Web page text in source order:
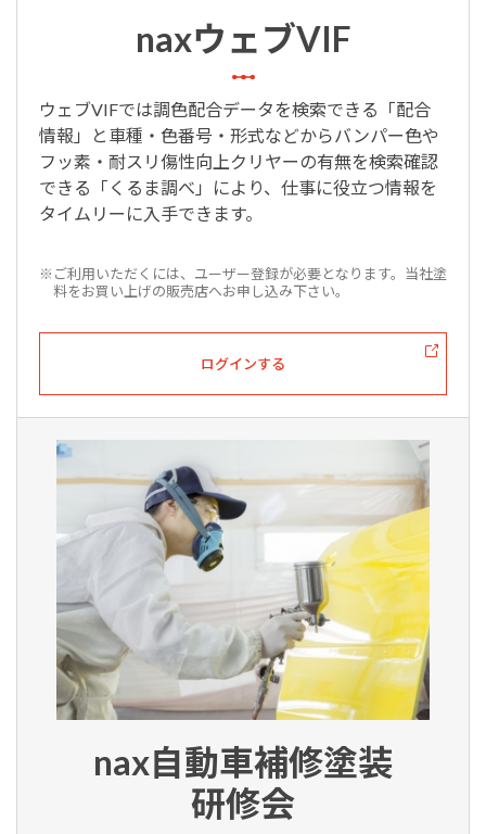
naxウェブVIF
ウェブVIFでは調色配合データを検索できる「配合
情報」と車種・色番号・形式などからバンパー色や
フッ素・耐スリ傷性向上クリヤーの有無を検索確認
できる「くるま調べ」により、仕事に役立つ情報を
タイムリーに入手できます。
※ご利用いただくには、ユーザー登録が必要となります。当社塗
料をお買い上げの販売店へお申し込み下さい。
ログインする
nax自動車補修塗装
研修会